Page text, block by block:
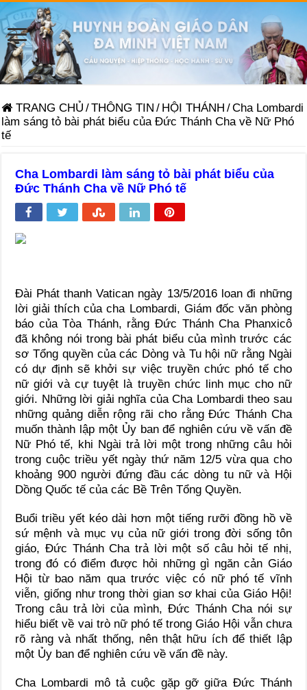
TRANG CHỦ /THÔNG TIN / HỘI THÁNH /Cha Lombardi
làm sáng tỏ bài phát biểu của Đức Thánh Cha về Nữ Phó
tế
Cha Lombardi làm sáng tỏ bài phát biểu của
Đức Thánh Cha về Nữ Phó tế
Đài Phát thanh Vatican ngày 13/5/2016 loan đi những
lời giải thích của cha Lombardi, Giám đốc văn phòng
báo của Tòa Thánh, rằng Đức Thánh Cha Phanxicô
đã không nói trong bài phát biểu của mình trước các
sơ Tổng quyền của các Dòng và Tu hội nữ rằng Ngài
có dự định sẽ khởi sự việc truyền chức phó tế cho
nữ giới và cự tuyệt là truyền chức linh mục cho nữ
giới. Những lời giải nghĩa của Cha Lombardi theo sau
những quảng diễn rộng rãi cho rằng Đức Thánh Cha
muốn thành lập một Ủy ban để nghiên cứu về vấn đề
Nữ Phó tế, khi Ngài trả lời một trong những câu hỏi
trong cuộc triều yết ngày thứ năm 12/5 vừa qua cho
khoảng 900 người đứng đầu các dòng tu nữ và Hội
Dồng Quốc tế của các Bề Trên Tổng Quyền.
Buổi triều yết kéo dài hơn một tiếng rưỡi đồng hồ về
sứ mệnh và mục vụ của nữ giới trong đời sống tôn
giáo, Đức Thánh Cha trả lời một số câu hỏi tế nhị,
trong đó có điểm được hỏi những gì ngăn cản Giáo
Hội từ bao năm qua trước việc có nữ phó tế vĩnh
viễn, giống như trong thời gian sơ khai của Giáo Hội!
Trong câu trả lời của mình, Đức Thánh Cha nói sự
hiểu biết về vai trò nữ phó tế trong Giáo Hội vẫn chưa
rõ ràng và nhất thống, nên thật hữu ích để thiết lập
một Ủy ban để nghiên cứu về vấn đề này.
Cha Lombardi mô tả cuộc gặp gỡ giữa Đức Thánh